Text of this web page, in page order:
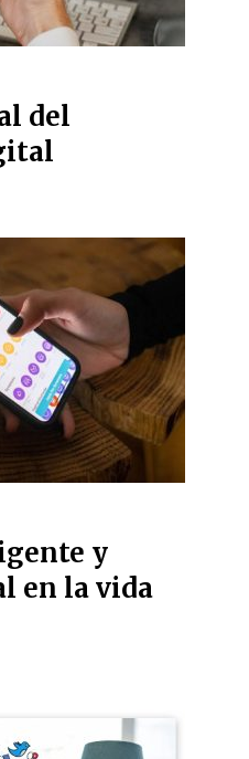
del
y
en la vida